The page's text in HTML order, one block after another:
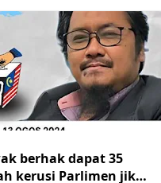
berhak dapat 35
kerusi Parlimen jika